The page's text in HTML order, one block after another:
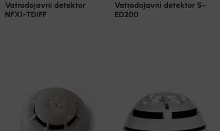
Vatrodojavni detektor
NFXI-TDIFF
Vatrodojavni detektor S-
ED200